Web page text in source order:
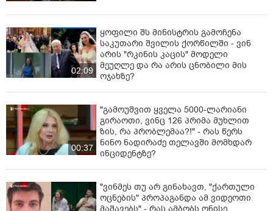
02:09
ყოფილი შს მინისტრის გამოჩენა
საკუთარი შვილის ქორწილში - ვინ
არის "რკინის კაცის" მოდელი
მეუღლე და რა არის ცნობილი მის
ოჯახზე?
00:37
"გამოუშვით ყველა 5000-ლარიანი
გირაოთი, ვინც 126 პრიმა მუხლით
ზის, რა პრობლემაა?!" - რას წერს
ნინო ნადირაძე თელავში მომხდარ
ინციდენტზე?
"ვინმეს თუ არ გინახავთ, "ქართული
ოცნების" პროპაგანდა ამ ვიდეოთი